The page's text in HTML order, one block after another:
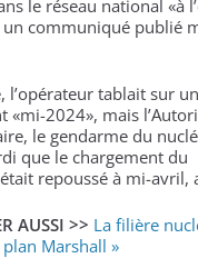
le réseau national «à
un communiqué publié
l’opérateur tablait sur un
«mi-2024», mais
le gendarme du
que le chargement du
repoussé à mi-avril,
AUSSI >> La filière
Marshall »